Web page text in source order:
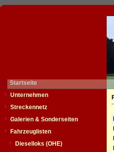
Startseite
Unternehmen
Streckennetz
Galerien & Sonderseiten
Fahrzeuglisten
Dieselloks (OHE)